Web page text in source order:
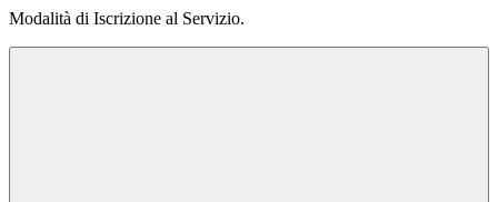
Modalità di Iscrizione al Servizio.